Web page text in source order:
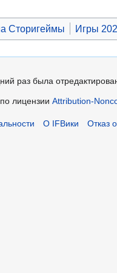
Сторигеймы Игры
раз была
лицензииAttribution-
О IFВики Отказ